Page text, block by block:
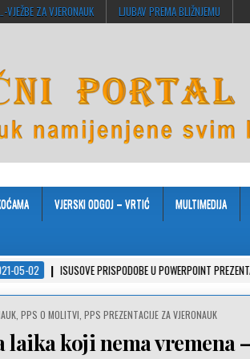
ZA VJERONAUK LJUBAV PREMA BLIŽNJEMU
VJERSKI ODGOJ – VRTIĆ MULTIMEDIJA
ISUSOVE PRISPODOBE U POWERPOINT PREZENTACIJAMA
,PPS O MOLITVI ,PPS PREZENTACIJE ZA VJERONAUK
koji nema vremena